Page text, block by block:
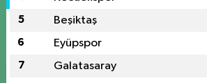
5 Beşiktaş
6 Eyüpspor
7 Galatasaray